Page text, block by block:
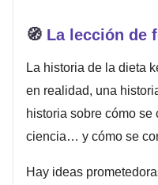
🧭 La lección de
La historia de la dieta
en realidad, una
historia sobre cómo
ciencia… y cómo se
Hay ideas